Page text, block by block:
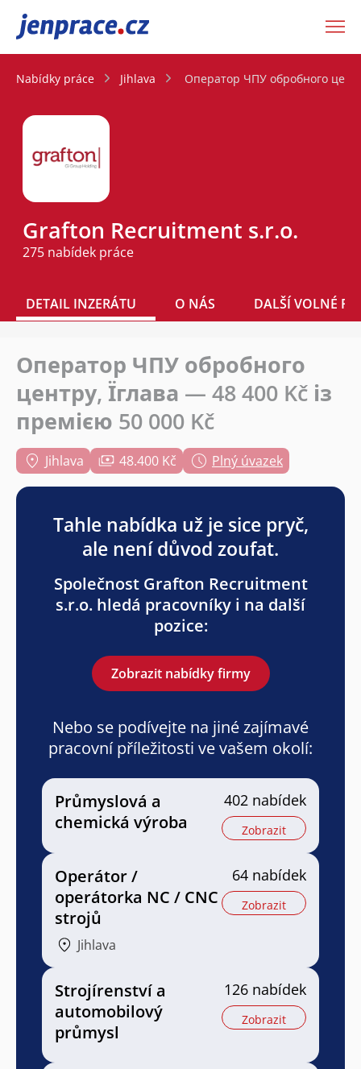
JenPráce.cz
Nabídky práce Jihlava Оператор ЧПУ обробного
Grafton Recruitment s.r.o.
275 nabídek práce
DETAIL INZERÁTU O NÁS DALŠÍ VOLNÉ
Оператор ЧПУ обробного
центру, Їглава — 48 400 Kč із
премією 50 000 Kč
Jihlava 48.400 Kč Plný úvazek
Tahle nabídka už je sice pryč,
ale není důvod zoufat.
Společnost Grafton Recruitment
s.r.o. hledá pracovníky i na další
pozice:
Zobrazit nabídky firmy
Nebo se podívejte na jiné zajímavé
pracovní příležitosti ve vašem okolí:
Průmyslová a
chemická výroba
402 nabídek
Zobrazit
Operátor /
operátorka NC / CNC
strojů
Jihlava
64 nabídek
Zobrazit
Strojírenství a
automobilový
průmysl
126 nabídek
Zobrazit